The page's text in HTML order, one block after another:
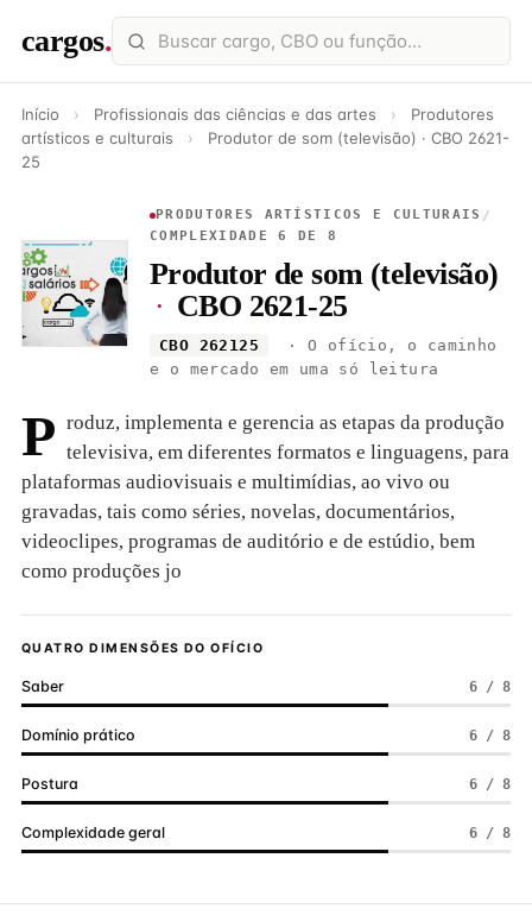
cargos.
Início › Profissionais das ciências e das artes ›
Produtores
artísticos e culturais
›
Produtor de som (televisão) · CBO 2621-
25
PRODUTORES ARTÍSTICOS E CULTURAIS /
COMPLEXIDADE 6 DE 8
Produtor de som (televisão)
· CBO 2621-25
CBO 262125
· O ofício, o caminho
e o mercado em uma só leitura
P roduz, implementa e gerencia as etapas da produção
televisiva, em diferentes formatos e linguagens, para
plataformas audiovisuais e multimídias, ao vivo ou
gravadas, tais como séries, novelas, documentários,
videoclipes, programas de auditório e de estúdio, bem
como produções jo
QUATRO DIMENSÕES DO OFÍCIO
Saber 6 / 8
Domínio prático 6 / 8
Postura 6 / 8
Complexidade geral 6 / 8